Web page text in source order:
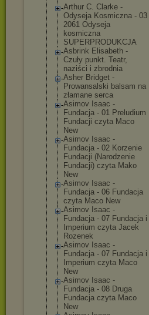
Arthur C. Clarke -
Odyseja Kosmiczna - 03
2061 Odyseja
kosmiczna
SUPERPRODUKCJA
Asbrink Elisabeth -
Czuły punkt. Teatr,
naziści i zbrodnia
Asher Bridget -
Prowansalski balsam na
złamane serca
Asimov Isaac -
Fundacja - 01 Preludium
Fundacji czyta Maco
New
Asimov Isaac -
Fundacja - 02 Korzenie
Fundacji (Narodzenie
Fundacji) czyta Mako
New
Asimov Isaac -
Fundacja - 06 Fundacja
czyta Maco New
Asimov Isaac -
Fundacja - 07 Fundacja i
Imperium czyta Jacek
Rozenek
Asimov Isaac -
Fundacja - 07 Fundacja i
Imperium czyta Maco
New
Asimov Isaac -
Fundacja - 08 Druga
Fundacja czyta Maco
New